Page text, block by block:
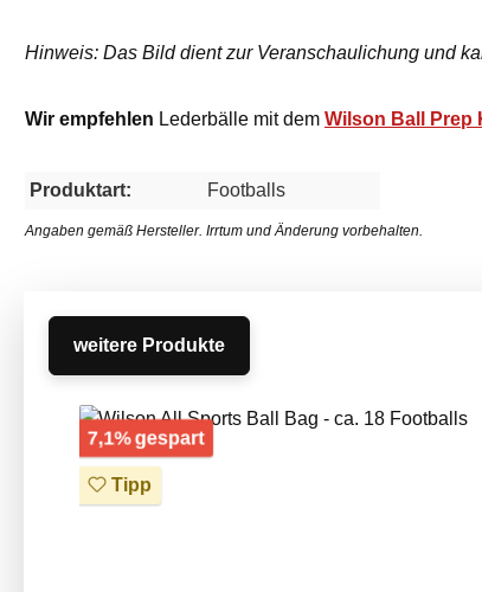
Hinweis: Das Bild dient zur Veranschaulichung und
Wir empfehlen Lederbälle mit dem Wilson Ball Prep
Produktart: Footballs
Angaben gemäß Hersteller. Irrtum und Änderung vorbehalten.
weitere Produkte
Produktgalerie überspringen
7,1% gespart
Tipp